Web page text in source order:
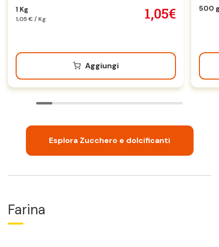
1 Kg
1,05 € / Kg 1,05€
Aggiungi
500
Esplora Zucchero e dolcificanti
Farina